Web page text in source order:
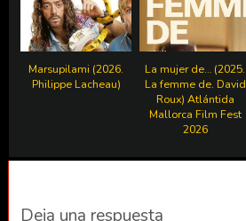
Marsupilami (2026.
Philippe Lacheau)
La mujer de… (2025.
La femme de. David
Roux) Atlántida
Mallorca Film Fest
2026
Deja una respuesta